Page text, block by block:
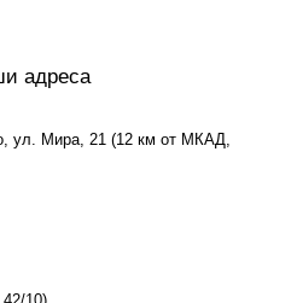
адреса
ул. Мира, 21 (12 км от МКАД,